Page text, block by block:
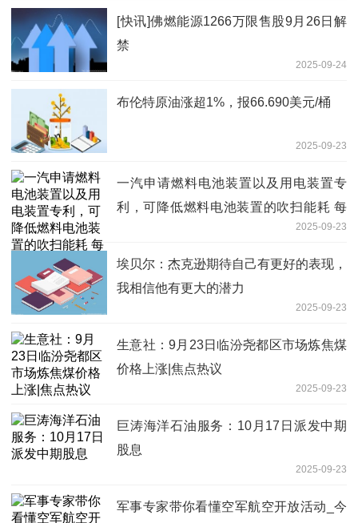
[快讯]佛燃能源1266万限售股9月26日解
禁
2025-09-24
布伦特原油涨超1%，报66.690美元/桶
2025-09-23
一汽申请燃料电池装置以及用电装置专
利，可降低燃料电池装置的吹扫能耗 每
2025-09-23
埃贝尔：杰克逊期待自己有更好的表现，
我相信他有更大的潜力
2025-09-23
生意社：9月23日临汾尧都区市场炼焦煤
价格上涨|焦点热议
2025-09-23
巨涛海洋石油服务：10月17日派发中期
股息
2025-09-23
军事专家带你看懂空军航空开放活动_今